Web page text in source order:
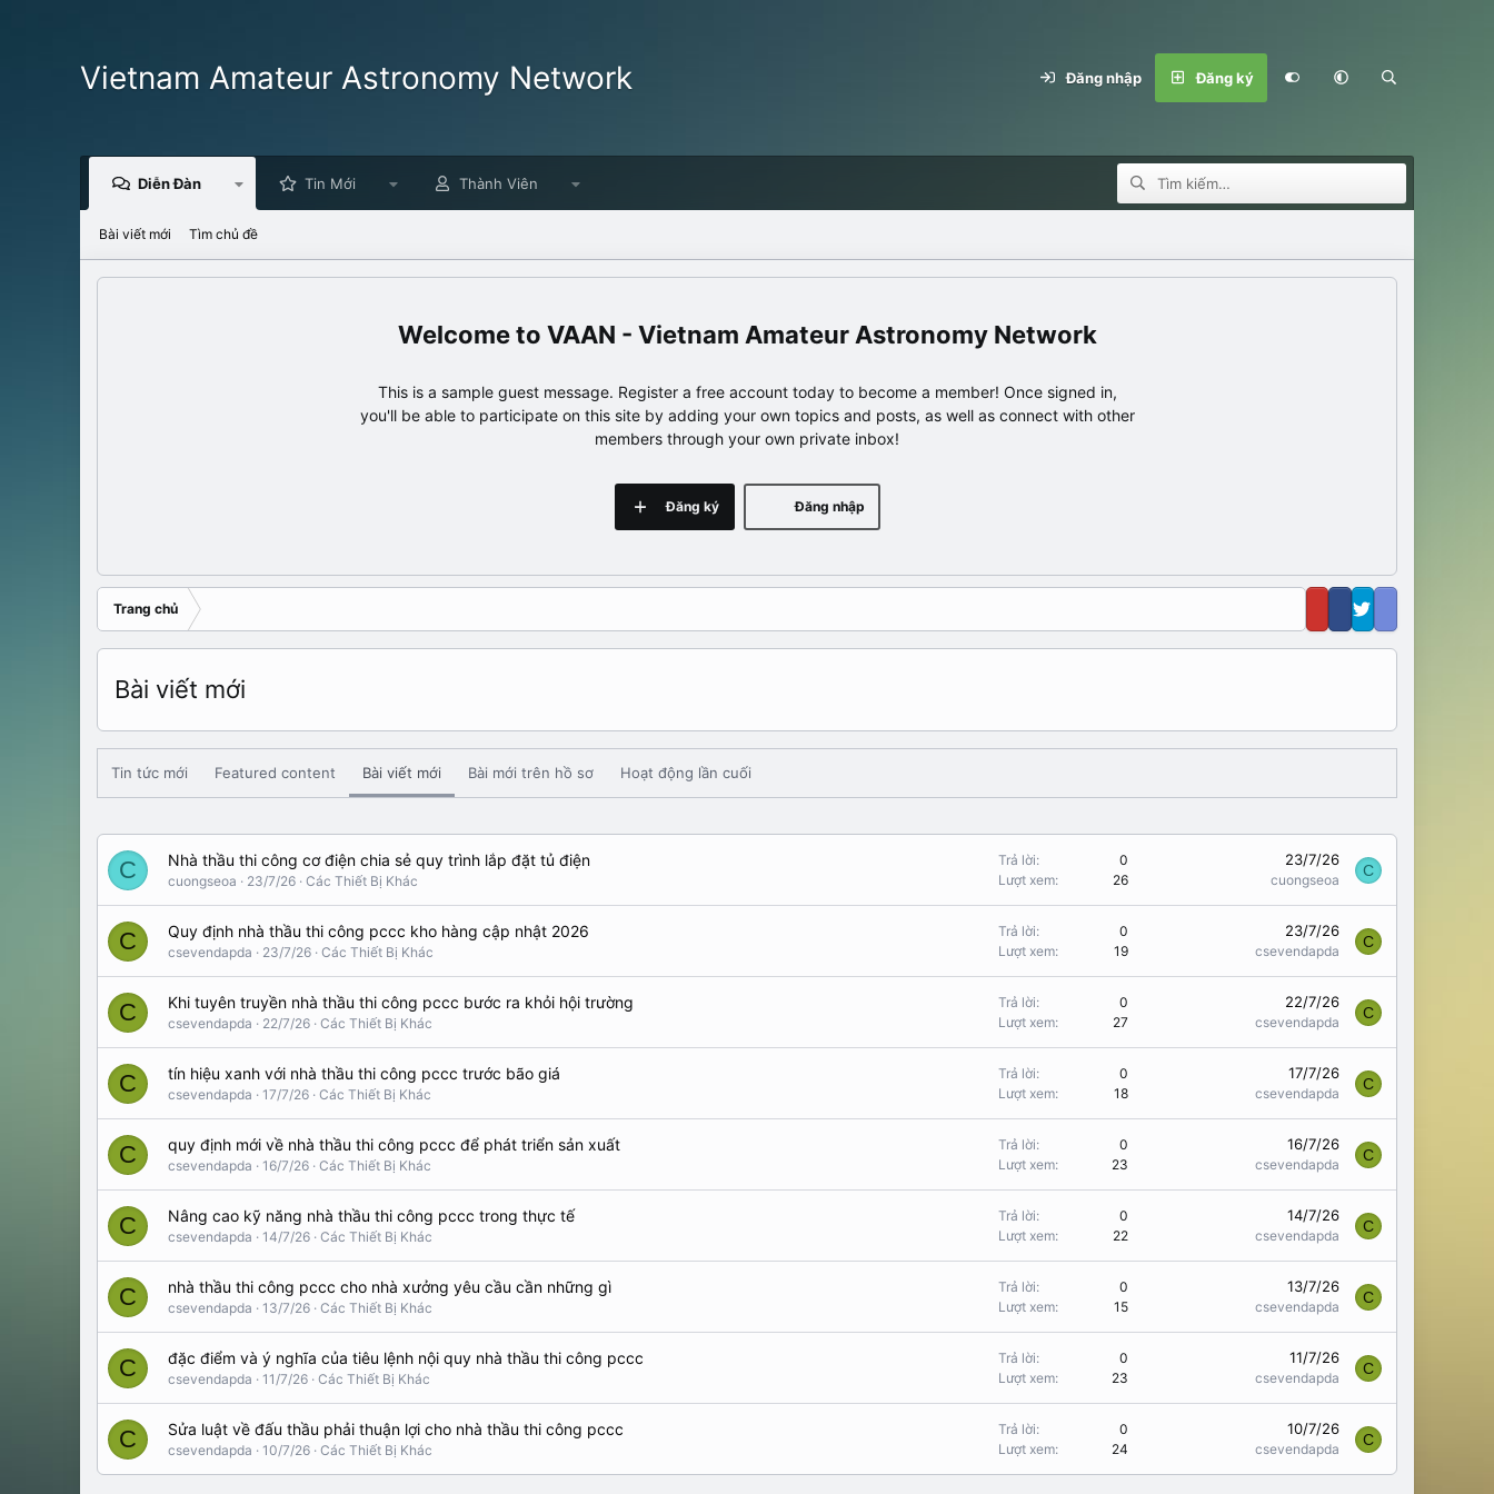
Vietnam Amateur Astronomy Network Đăng nhập Đăng ký
Diễn Đàn Tin Mới Thành Viên
Bài viết mới Tìm chủ đề
VAAN - Vietnam Amateur Astronomy Network
This is a sample guest message. Register a free account today to become a member! Once signed in,
you'll be able to participate on this site by adding your own topics and posts, as well as connect with other
members through your own private inbox!
Đăng nhập
Đăng ký
Trang chủ
Bài viết mới
Tin tức mới Featured content Bài viết mới Bài mới trên hồ sơ Hoạt động lần cuối
C Nhà thầu thi công cơ điện chia sẻ quy trình lắp đặt tủ điện
cuongseoa 23/7/26 Các Thiết Bị Khác
Trả lời
0
Lượt xem
26
23/7/26
cuongseoa
C
C Quy định nhà thầu thi công pccc kho hàng cập nhật 2026
csevendapda 23/7/26 Các Thiết Bị Khác
Trả lời
0
Lượt xem
19
23/7/26
csevendapda
C
C Khi tuyên truyền nhà thầu thi công pccc bước ra khỏi hội trường
csevendapda 22/7/26 Các Thiết Bị Khác
Trả lời
0
Lượt xem
27
22/7/26
csevendapda
C
C tín hiệu xanh với nhà thầu thi công pccc trước bão giá
csevendapda 17/7/26 Các Thiết Bị Khác
Trả lời
0
Lượt xem
18
17/7/26
csevendapda
C
C quy định mới về nhà thầu thi công pccc để phát triển sản xuất
csevendapda 16/7/26 Các Thiết Bị Khác
Trả lời
0
Lượt xem
23
16/7/26
csevendapda
C
C Nâng cao kỹ năng nhà thầu thi công pccc trong thực tế
csevendapda 14/7/26 Các Thiết Bị Khác
Trả lời
0
Lượt xem
22
14/7/26
csevendapda
C
C nhà thầu thi công pccc cho nhà xưởng yêu cầu cần những gì
csevendapda 13/7/26 Các Thiết Bị Khác
Trả lời
0
Lượt xem
15
13/7/26
csevendapda
C
C đặc điểm và ý nghĩa của tiêu lệnh nội quy nhà thầu thi công pccc
csevendapda 11/7/26 Các Thiết Bị Khác
Trả lời
0
Lượt xem
23
11/7/26
csevendapda
C
C Sửa luật về đấu thầu phải thuận lợi cho nhà thầu thi công pccc
csevendapda 10/7/26 Các Thiết Bị Khác
Trả lời
0
Lượt xem
24
10/7/26
csevendapda
C